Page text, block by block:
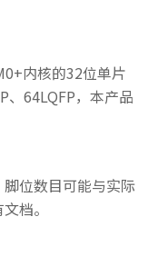
内核的32位单片
、64LQFP，本产品
位数目可能与实际
档。